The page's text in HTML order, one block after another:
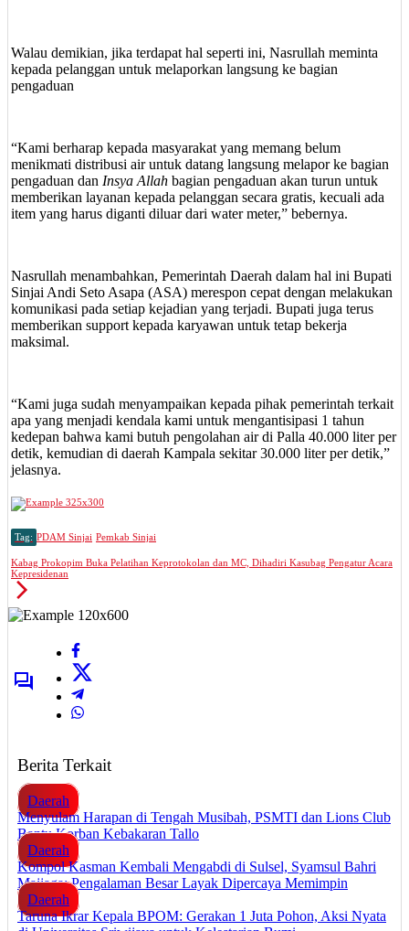
Walau demikian, jika terdapat hal seperti ini, Nasrullah meminta
kepada pelanggan untuk melaporkan langsung ke bagian
pengaduan
“Kami berharap kepada masyarakat yang memang belum
menikmati distribusi air untuk datang langsung melapor ke bagian
pengaduan dan Insya Allah bagian pengaduan akan turun untuk
memberikan layanan kepada pelanggan secara gratis, kecuali ada
item yang harus diganti diluar dari water meter,” bebernya.
Nasrullah menambahkan, Pemerintah Daerah dalam hal ini Bupati
Sinjai Andi Seto Asapa (ASA) merespon cepat dengan melakukan
komunikasi pada setiap kejadian yang terjadi. Bupati juga terus
memberikan support kepada karyawan untuk tetap bekerja
maksimal.
“Kami juga sudah menyampaikan kepada pihak pemerintah terkait
apa yang menjadi kendala kami untuk mengantisipasi 1 tahun
kedepan bahwa kami butuh pengolahan air di Palla 40.000 liter per
detik, kemudian di daerah Kampala sekitar 30.000 liter per detik,”
jelasnya.
Tag: PDAM Sinjai Pemkab Sinjai
Kabag Prokopim Buka Pelatihan Keprotokolan dan MC, Dihadiri Kasubag Pengatur Acara
Kepresidenan
Berita Terkait
Daerah
Menyulam Harapan di Tengah Musibah, PSMTI dan Lions Club
Bantu Korban Kebakaran Tallo
Daerah
Kompol Kasman Kembali Mengabdi di Sulsel, Syamsul Bahri
Majjaga: Pengalaman Besar Layak Dipercaya Memimpin
Daerah
Taruna Ikrar Kepala BPOM: Gerakan 1 Juta Pohon, Aksi Nyata